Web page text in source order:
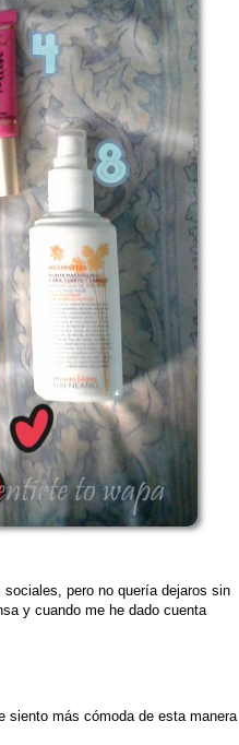
pero no quería dejaros sin
y cuando me he dado cuenta
más cómoda de esta manera